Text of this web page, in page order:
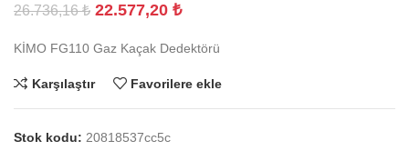
26.736,16₺ 22.577,20 ₺
KİMO FG110 Gaz Kaçak Dedektörü
Karşılaştır Favorilere ekle
Stok kodu: 20818537cc5c